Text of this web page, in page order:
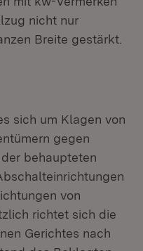
nicht nur
Breite gestärkt.
sich um Klagen von
gegen
behaupteten
von
richtet sich die
Gerichtes nach